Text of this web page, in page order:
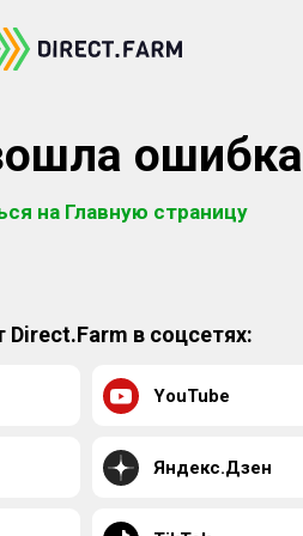
ошибка
на Главную страницу
Direct.Farm в соцсетях:
YouTube
Яндекс.Дзен